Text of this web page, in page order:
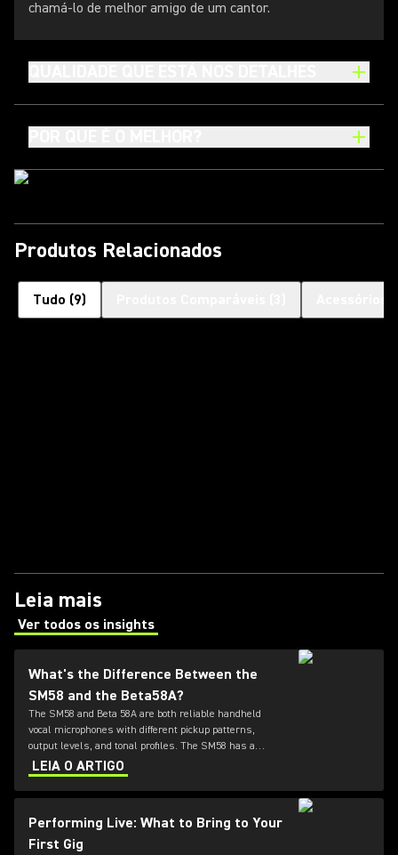
chamá-lo de melhor amigo de um cantor.
Produtos Relacionados
Tudo (9)
Leia mais
Ver todos os insights
(Opens in a new tab)
What's the Difference Between the
SM58 and the Beta58A?
The SM58 and Beta 58A are both reliable handheld
vocal microphones with different pickup patterns,
output levels, and tonal profiles. The SM58 has a
cardioid pattern and familiar, forgiving SM-series vocal
sound. The Beta 58A has a tighter supercardioid
pattern, hotter output, extended response, and reduced
LEIA O ARTIGO
Performing Live: What to Bring to Your
First Gig